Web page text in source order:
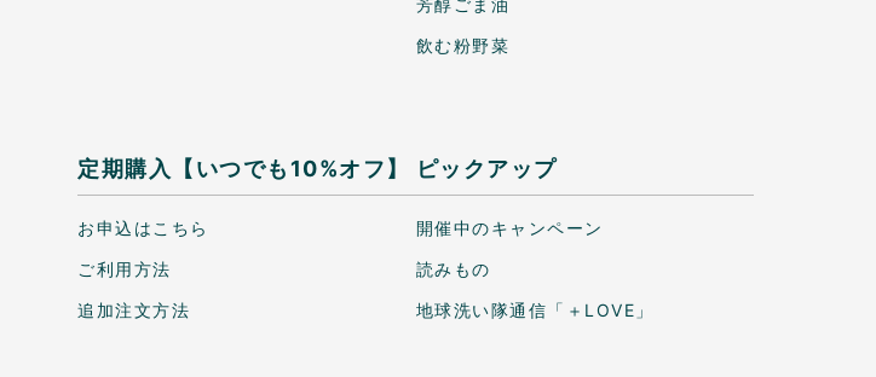
飲む粉野菜
定期購入【いつでも10%オフ】
お申込はこちら
ご利用方法
追加注文方法
ピックアップ
開催中のキャンペーン
読みもの
地球洗い隊通信「＋LOVE」